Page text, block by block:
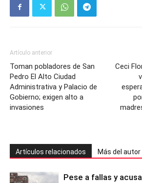
Artículo anterior
Toman pobladores de San
Pedro El Alto Ciudad
Administrativa y Palacio de
Gobierno; exigen alto a
invasiones
Ceci
Artículos relacionados Más del autor
Pese a fallas y